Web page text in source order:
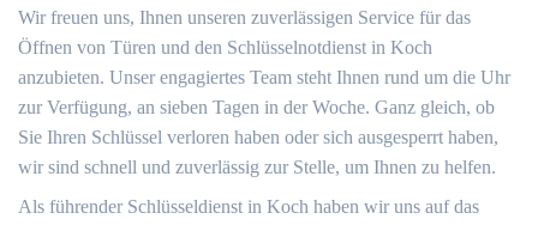
Wir freuen uns, Ihnen unseren zuverlässigen Service für das
Öffnen von Türen und den Schlüsselnotdienst in Koch
anzubieten. Unser engagiertes Team steht Ihnen rund um die Uhr
zur Verfügung, an sieben Tagen in der Woche. Ganz gleich, ob
Sie Ihren Schlüssel verloren haben oder sich ausgesperrt haben,
wir sind schnell und zuverlässig zur Stelle, um Ihnen zu helfen.
Als führender Schlüsseldienst in Koch haben wir uns auf das